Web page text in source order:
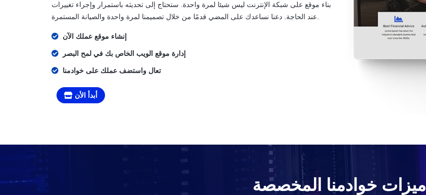
بناء موقع على شبكة الإنترنت ليس شيئا لمرة واحدة. ستحتاج إلى تحديثه باستمرار وإجراء تغييرات
إنشاء موقع عملك الآن
إدارة موقع الويب الخاص بك في لمح البصر
تعال واستضف عملك على خوادمنا
أبدأ الأن
ميزات خوادمنا المخصصة